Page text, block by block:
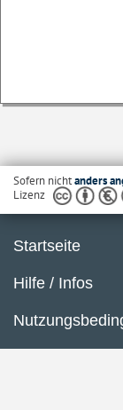
Sofern nichtanders
Lizenz
Startseite
Hilfe / Infos